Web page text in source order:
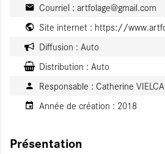
Courriel : artfolage@gmail.com
Site internet : https://
Diffusion : Auto
Distribution : Auto
Responsable : Catherine
Année de création : 2018
Présentation